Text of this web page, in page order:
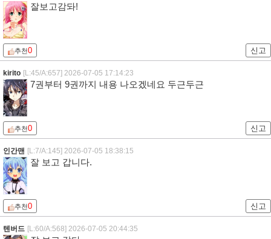
잘보고감돠!
추천0 신고
kirito [L:45/A:657] 2026-07-05 17:14:23
7권부터 9권까지 내용 나오겠네요 두근두근
추천0 신고
인간맨 [L:7/A:145] 2026-07-05 18:38:15
잘 보고 갑니다.
추천0 신고
텐버드 [L:60/A:568] 2026-07-05 20:44:35